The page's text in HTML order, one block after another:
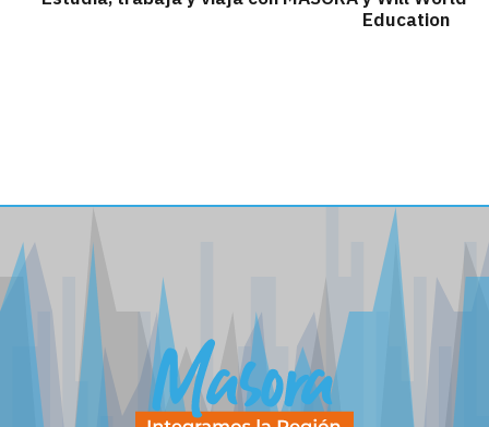
Education